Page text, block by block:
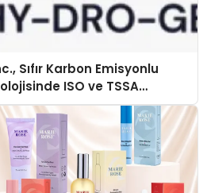
Sıfır Karbon Emisyonlu
ISO ve TSSA
Aldı